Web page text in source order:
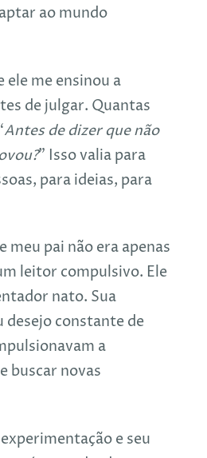
ao mundo
ele me ensinou a
de julgar. Quantas
Antes de dizer que não
” Isso valia para
para ideias, para
meu pai não era apenas
leitor compulsivo. Ele
nato. Sua
desejo constante de
a
buscar novas
e seu